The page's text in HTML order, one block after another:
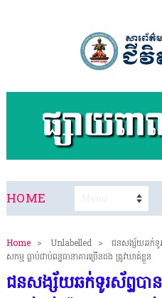
HOME
Home > Unlabelled >
ជនសង្ស័យឆក់ទូ
សកម្ម​ ធ្លាប់ជាប់ពន្ធធានាគារច្រេីនដង ត្រូវឃាត់ខ្លួន
ជនសង្ស័យឆក់ទូរស័ព្ទបា